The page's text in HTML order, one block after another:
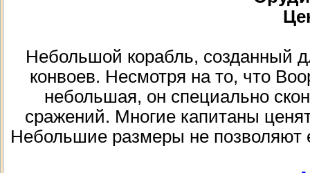
Небольшой корабль, созданный
конвоев. Несмотря на то, что
небольшая, он специально
сражений. Многие капитаны
Небольшие размеры не позволяют